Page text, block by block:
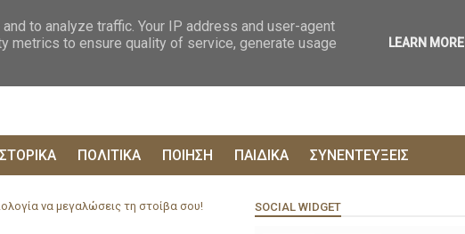
ΠΟΛΙΤΙΚΑ ΠΟΙΗΣΗ ΠΑΙΔΙΚΑ ΣΥΝΕΝΤΕΥΞΕΙΣ
να μεγαλώσεις τη στοίβα σου!
SOCIAL WIDGET
to analyze traffic. Your IP address and user-agent
metrics to ensure quality of service, generate usage
LEARN MORE